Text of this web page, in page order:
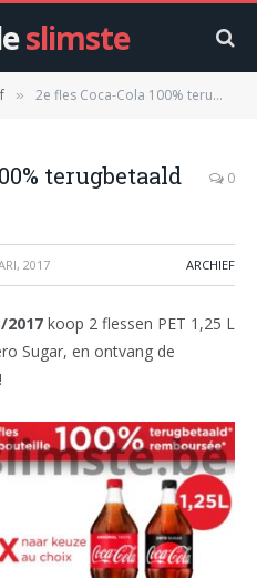
slimste
» 2e fles Coca-Cola 100% terugbetaald – 30/03/2017
terugbetaald
0
2017 ARCHIEF
2017 koop 2 flessen PET 1,25 L
Sugar, en ontvang de